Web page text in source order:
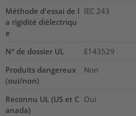
Méthode d'essai de l
a rigidité diélectriqu
e
IEC 243
N° de dossier UL
E143529
Produits dangereux
(oui/non)
Non
Reconnu UL (US et C
anada)
Oui